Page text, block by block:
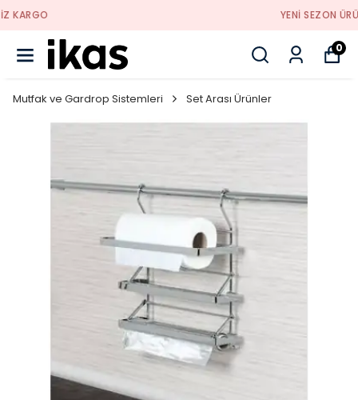
0
Mutfak ve Gardrop Sistemleri Set Arası Ürünler